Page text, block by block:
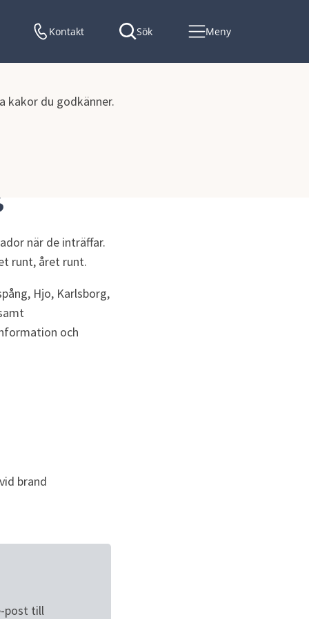
kakor du godkänner.
Kontakt Sök Meny
när de inträffar.
runt, året runt.
Hjo, Karlsborg,
och
brand
post till